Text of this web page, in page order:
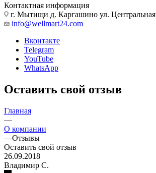
Контактная информация
г. Мытищи д. Каргашино ул. Центральная
info@wellmart24.com
Вконтакте
Telegram
YouTube
WhatsApp
Оставить свой отзыв
Главная
—
О компании
—Отзывы
Оставить свой отзыв
26.09.2018
Владимир С.